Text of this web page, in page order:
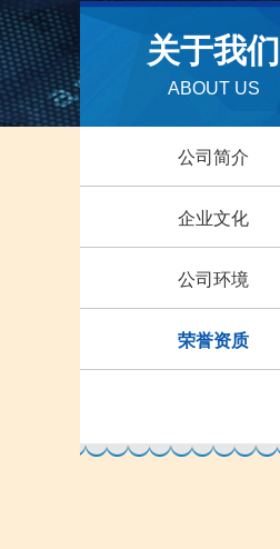
关于我们
ABOUT US
公司简介
企业文化
公司环境
荣誉资质